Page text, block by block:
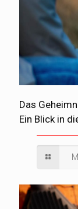
Das
Ein Blick in